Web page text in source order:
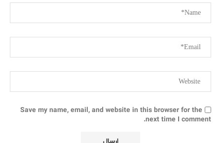
Save my name, email, and website in this browser for the
next time I comment.